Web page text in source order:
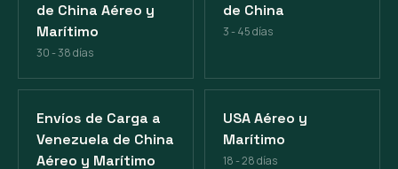
de China Aéreo y
Marítimo
30 - 38 días
de China
3 - 45 días
Envíos de Carga a
Venezuela de China
Aéreo y Marítimo
USA Aéreo y
Marítimo
18 - 28 días